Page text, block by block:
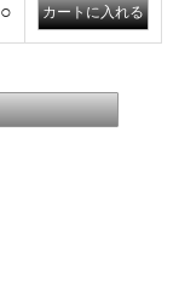
○